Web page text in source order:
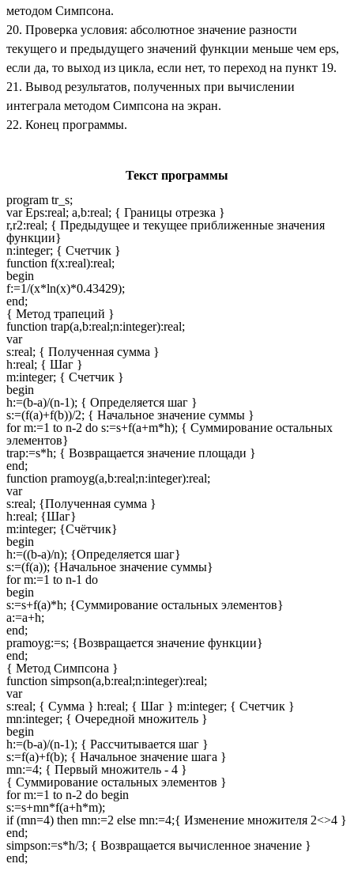
методом Симпсона.
20. Проверка условия: абсолютное значение разности
текущего и предыдущего значений функции меньше чем eps,
если да, то выход из цикла, если нет, то переход на пункт 19.
21. Вывод результатов, полученных при вычислении
интеграла методом Симпсона на экран.
22. Конец программы.
Текст программы
program tr_s;
var Eps:real; a,b:real; { Границы отрезка }
r,r2:real; { Предыдущее и текущее приближенные значения
функции}
n:integer; { Счетчик }
function f(x:real):real;
begin
f:=1/(x*ln(x)*0.43429);
end;
{ Метод трапеций }
function trap(a,b:real;n:integer):real;
var
s:real; { Полученная сумма }
h:real; { Шаг }
m:integer; { Счетчик }
begin
h:=(b-a)/(n-1); { Определяется шаг }
s:=(f(a)+f(b))/2; { Начальное значение суммы }
for m:=1 to n-2 do s:=s+f(a+m*h); { Суммирование остальных
элементов}
trap:=s*h; { Возвращается значение площади }
end;
function pramoyg(a,b:real;n:integer):real;
var
s:real; {Полученная сумма }
h:real; {Шаг}
m:integer; {Счётчик}
begin
h:=((b-a)/n); {Определяется шаг}
s:=(f(a)); {Начальное значение суммы}
for m:=1 to n-1 do
begin
s:=s+f(a)*h; {Суммирование остальных элементов}
a:=a+h;
end;
pramoyg:=s; {Возвращается значение функции}
end;
{ Метод Симпсона }
function simpson(a,b:real;n:integer):real;
var
s:real; { Сумма } h:real; { Шаг } m:integer; { Счетчик }
mn:integer; { Очередной множитель }
begin
h:=(b-a)/(n-1); { Рассчитывается шаг }
s:=f(a)+f(b); { Начальное значение шага }
mn:=4; { Первый множитель - 4 }
{ Суммирование остальных элементов }
for m:=1 to n-2 do begin
s:=s+mn*f(a+h*m);
if (mn=4) then mn:=2 else mn:=4;{ Изменение множителя 2<>4 }
end;
simpson:=s*h/3; { Возвращается вычисленное значение }
end;